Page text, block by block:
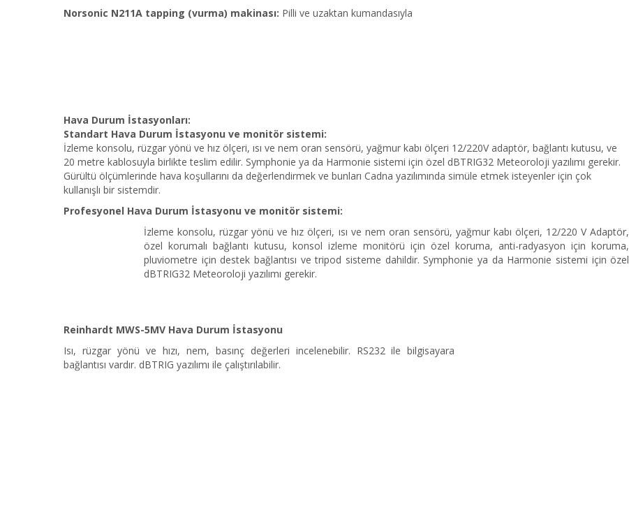
Norsonic N211A tapping (vurma) makinası: Pilli ve uzaktan kumandasıyla
Hava Durum İstasyonları:
Standart Hava Durum İstasyonu ve monitör sistemi:
İzleme konsolu, rüzgar yönü ve hız ölçeri, ısı ve nem oran sensörü, yağmur kabı ölçeri 12/220V adaptör, bağlantı kutusu, ve
20 metre kablosuyla birlikte teslim edilir. Symphonie ya da Harmonie sistemi için özel dBTRIG32 Meteoroloji yazılımı gerekir.
Gürültü ölçümlerinde hava koşullarını da değerlendirmek ve bunları Cadna yazılımında simüle etmek isteyenler için çok
kullanışlı bir sistemdir.
Profesyonel Hava Durum İstasyonu ve monitör sistemi:
İzleme konsolu, rüzgar yönü ve hız ölçeri, ısı ve nem oran sensörü, yağmur kabı ölçeri, 12/220 V Adaptör,
özel korumalı bağlantı kutusu, konsol izleme monitörü için özel koruma, anti-radyasyon için koruma,
pluviometre için destek bağlantısı ve tripod sisteme dahildir. Symphonie ya da Harmonie sistemi için özel
dBTRIG32 Meteoroloji yazılımı gerekir.
Reinhardt MWS-5MV Hava Durum İstasyonu
Isı, rüzgar yönü ve hızı, nem, basınç değerleri incelenebilir. RS232 ile bilgisayara
bağlantısı vardır. dBTRIG yazılımı ile çalıştırılabilir.